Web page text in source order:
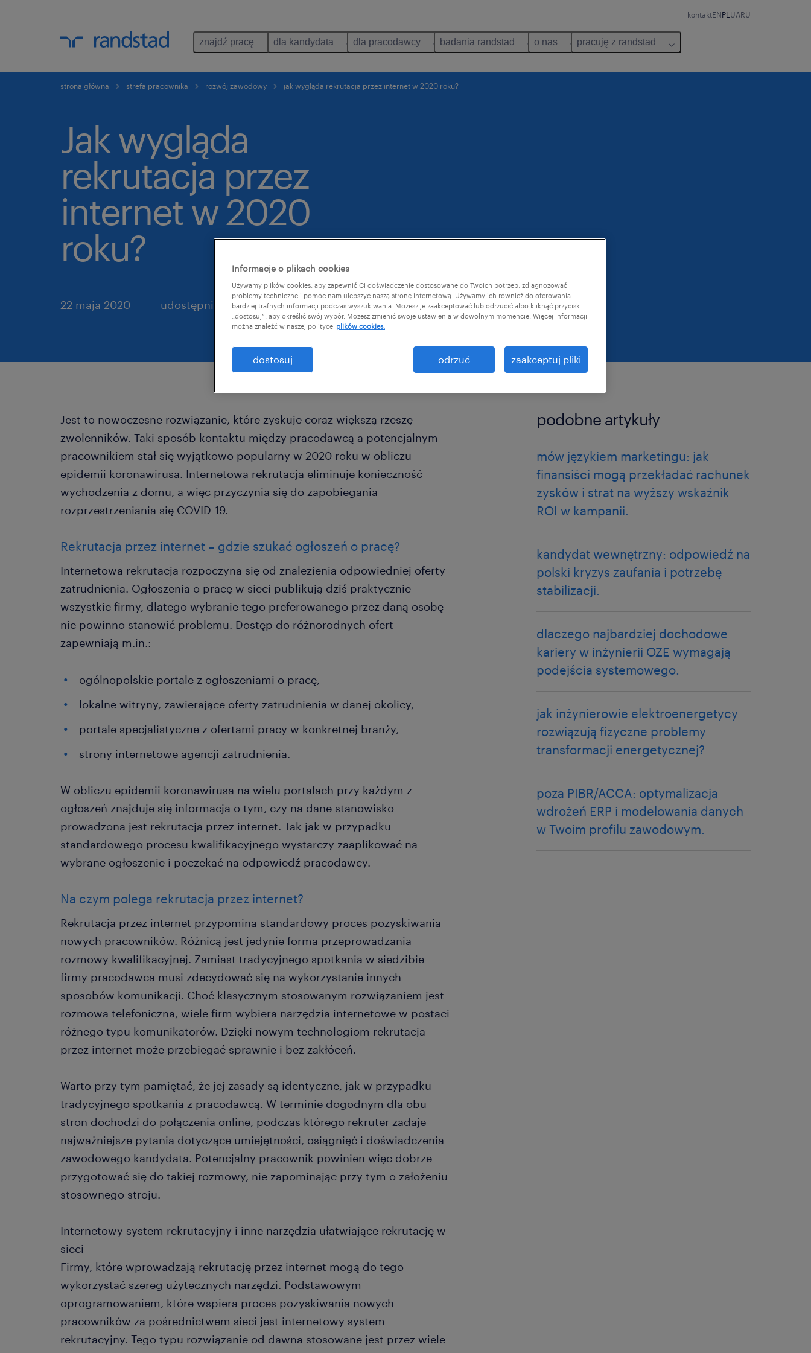
kontaktENPL UARU
znajdź pracę dla kandydata dla pracodawcy badania randstad o nas pracuję z randstad
strona główna strefa pracownika rozwój zawodowy jak wygląda rekrutacja przez internet w 2020 roku?
Jak wygląda
rekrutacja przez
internet w 2020
roku?
22 maja 2020 udostępnij artykuł:
Jest to nowoczesne rozwiązanie, które zyskuje coraz większą rzeszę
zwolenników. Taki sposób kontaktu między pracodawcą a potencjalnym
pracownikiem stał się wyjątkowo popularny w 2020 roku w obliczu
epidemii koronawirusa. Internetowa rekrutacja eliminuje konieczność
wychodzenia z domu, a więc przyczynia się do zapobiegania
rozprzestrzeniania się COVID-19.
Rekrutacja przez internet – gdzie szukać ogłoszeń o pracę?
Internetowa rekrutacja rozpoczyna się od znalezienia odpowiedniej oferty
zatrudnienia. Ogłoszenia o pracę w sieci publikują dziś praktycznie
wszystkie firmy, dlatego wybranie tego preferowanego przez daną osobę
nie powinno stanowić problemu. Dostęp do różnorodnych ofert
zapewniają m.in.:
ogólnopolskie portale z ogłoszeniami o pracę,
lokalne witryny, zawierające oferty zatrudnienia w danej okolicy,
portale specjalistyczne z ofertami pracy w konkretnej branży,
strony internetowe agencji zatrudnienia.
W obliczu epidemii koronawirusa na wielu portalach przy każdym z
ogłoszeń znajduje się informacja o tym, czy na dane stanowisko
prowadzona jest rekrutacja przez internet. Tak jak w przypadku
standardowego procesu kwalifikacyjnego wystarczy zaaplikować na
wybrane ogłoszenie i poczekać na odpowiedź pracodawcy.
Na czym polega rekrutacja przez internet?
Rekrutacja przez internet przypomina standardowy proces pozyskiwania
nowych pracowników. Różnicą jest jedynie forma przeprowadzania
rozmowy kwalifikacyjnej. Zamiast tradycyjnego spotkania w siedzibie
firmy pracodawca musi zdecydować się na wykorzystanie innych
sposobów komunikacji. Choć klasycznym stosowanym rozwiązaniem jest
rozmowa telefoniczna, wiele firm wybiera narzędzia internetowe w postaci
różnego typu komunikatorów. Dzięki nowym technologiom rekrutacja
przez internet może przebiegać sprawnie i bez zakłóceń.
Warto przy tym pamiętać, że jej zasady są identyczne, jak w przypadku
tradycyjnego spotkania z pracodawcą. W terminie dogodnym dla obu
stron dochodzi do połączenia online, podczas którego rekruter zadaje
najważniejsze pytania dotyczące umiejętności, osiągnięć i doświadczenia
zawodowego kandydata. Potencjalny pracownik powinien więc dobrze
przygotować się do takiej rozmowy, nie zapominając przy tym o założeniu
stosownego stroju.
Internetowy system rekrutacyjny i inne narzędzia ułatwiające rekrutację w
sieci
Firmy, które wprowadzają rekrutację przez internet mogą do tego
wykorzystać szereg użytecznych narzędzi. Podstawowym
oprogramowaniem, które wspiera proces pozyskiwania nowych
pracowników za pośrednictwem sieci jest internetowy system
rekrutacyjny. Tego typu rozwiązanie od dawna stosowane jest przez wiele
podobne artykuły
mów językiem marketingu: jak
finansiści mogą przekładać rachunek
zysków i strat na wyższy wskaźnik
ROI w kampanii.
kandydat wewnętrzny: odpowiedź na
polski kryzys zaufania i potrzebę
stabilizacji.
dlaczego najbardziej dochodowe
kariery w inżynierii OZE wymagają
podejścia systemowego.
jak inżynierowie elektroenergetycy
rozwiązują fizyczne problemy
transformacji energetycznej?
poza PIBR/ACCA: optymalizacja
wdrożeń ERP i modelowania danych
w Twoim profilu zawodowym.
Informacje o plikach cookies
Używamy plików cookies, aby zapewnić Ci doświadczenie dostosowane do Twoich potrzeb, zdiagnozować
problemy techniczne i pomóc nam ulepszyć naszą stronę internetową. Używamy ich również do oferowania
bardziej trafnych informacji podczas wyszukiwania. Możesz je zaakceptować lub odrzucić albo kliknąć przycisk
„dostosuj”, aby określić swój wybór. Możesz zmienić swoje ustawienia w dowolnym momencie. Więcej informacji
można znaleźć w naszej polityce plików cookies.
dostosuj odrzuć zaakceptuj pliki